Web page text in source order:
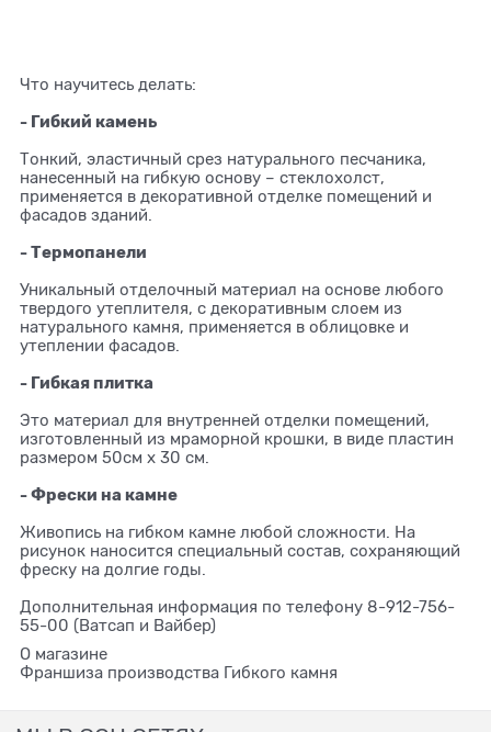
Что научитесь делать:⁣⁣⠀
- Гибкий камень⁣⁣⠀
Тонкий, эластичный срез натурального песчаника,
нанесенный на гибкую основу – стеклохолст,
применяется в декоративной отделке помещений и
фасадов зданий.⁣⁣⠀
- Термопанели⁣⁣⠀
Уникальный отделочный материал на основе любого
твердого утеплителя, с декоративным слоем из
натурального камня, применяется в облицовке и
утеплении фасадов.⁣⁣⠀
- Гибкая плитка⁣⁣
Это материал для внутренней отделки помещений,
изготовленный из мраморной крошки, в виде пластин
размером 50см х 30 см.⁣⁣⠀
- Фрески на камне⁣⁣
Живопись на гибком камне любой сложности. На
рисунок наносится специальный состав, сохраняющий
фреску на долгие годы.
Дополнительная информация по телефону 8-912-756-
55-00 (Ватсап и Вайбер)
О магазине
Франшиза производства Гибкого камня